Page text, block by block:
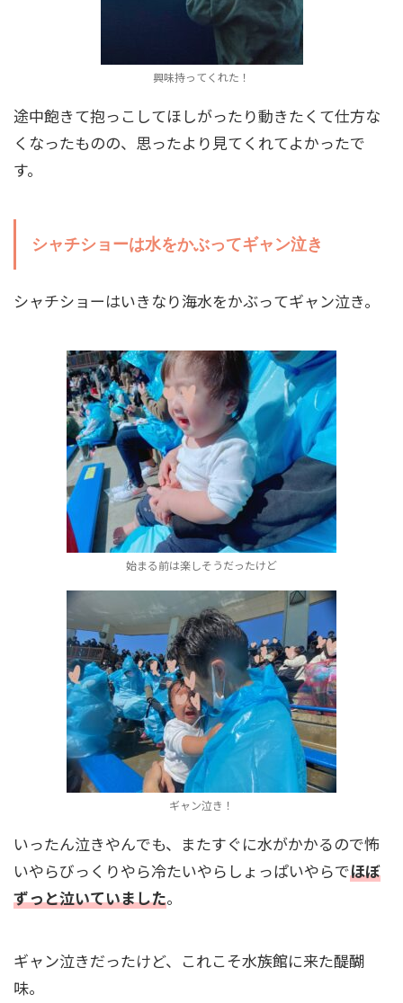
興味持ってくれた！
途中飽きて抱っこしてほしがったり動きたくて仕方な
くなったものの、思ったより見てくれてよかったで
す。
シャチショーは水をかぶってギャン泣き
シャチショーはいきなり海水をかぶってギャン泣き。
始まる前は楽しそうだったけど
ギャン泣き！
いったん泣きやんでも、またすぐに水がかかるので怖
いやらびっくりやら冷たいやらしょっぱいやらでほぼ
ずっと泣いていました。
ギャン泣きだったけど、これこそ水族館に来た醍醐
味。